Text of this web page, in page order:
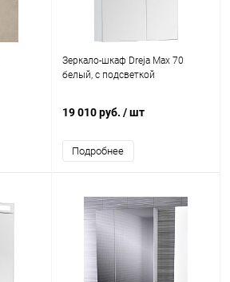
Зеркало-шкаф Dreja Max 70
белый, с подсветкой
19 010 руб. / шт
Подробнее